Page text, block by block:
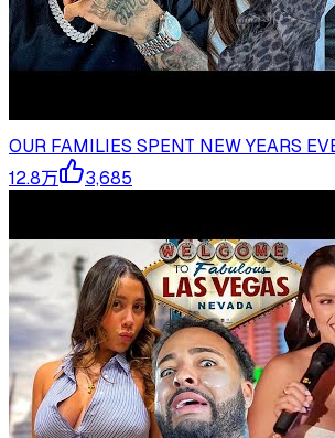
OUR FAMILIES SPENT NEW YEARS
12.8万
3,685